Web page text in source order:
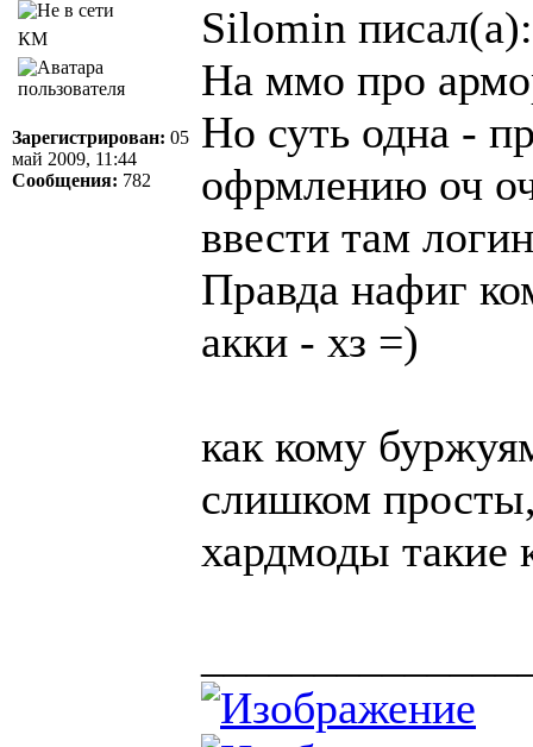
КМ
Зарегистрирован: 05
май 2009, 11:44
Сообщения: 782
Silomin писал(а):
На ммо про
Но суть одна -
офрмлению оч
ввести там
Правда нафиг
акки - хз =)
как кому
слишком
хардмоды такие